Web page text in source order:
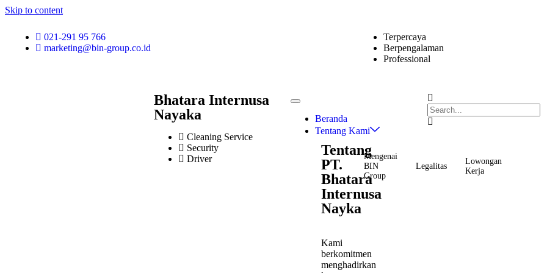
Skip to content
021-291 95 766
marketing@bin-group.co.id
Terpercaya
Berpengalaman
Professional
Bhatara Internusa
Nayaka
Cleaning Service
Security
Driver
Beranda
Tentang Kami
Tentang
PT.
Bhatara
Internusa
Nayka
Kami
berkomitmen
menghadirkan
Mengenai
BIN
Group
Legalitas
Lowongan
Kerja